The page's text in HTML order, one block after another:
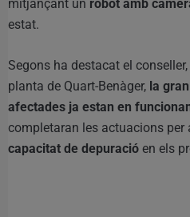
mitjançant un robot amb
estat.
Segons ha destacat el
planta de Quart-Benàger, la
afectades ja estan en
completaran les actuacions per
capacitat de depuració en els